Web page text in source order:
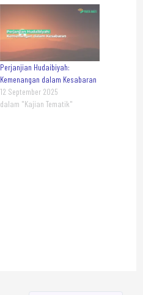
Perjanjian Hudaibiyah:
Kemenangan dalam Kesabaran
12 September 2025
dalam "Kajian Tematik"